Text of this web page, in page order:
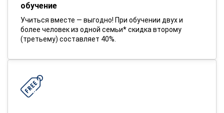
обучение
Учиться вместе — выгодно! При обучении двух и
более человек из одной семьи* скидка второму
(третьему) составляет 40%.